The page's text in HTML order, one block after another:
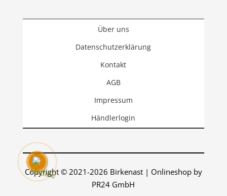
Über uns
Datenschutzerklärung
Kontakt
AGB
Impressum
Händlerlogin
Copyright © 2021-2026 Birkenast | Onlineshop by
PR24 GmbH